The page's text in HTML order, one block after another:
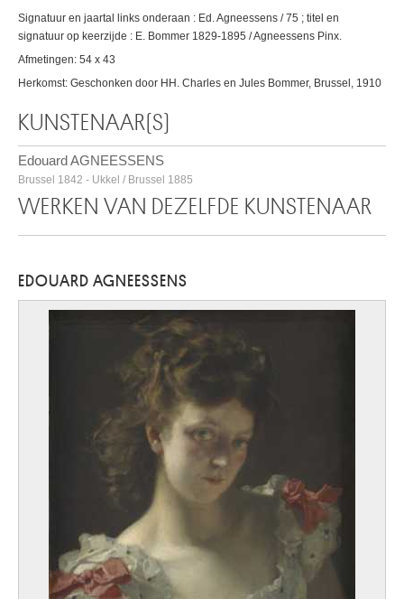
Signatuur en jaartal links onderaan : Ed. Agneessens / 75 ; titel en
signatuur op keerzijde : E. Bommer 1829-1895 / Agneessens Pinx.
Afmetingen: 54 x 43
Herkomst: Geschonken door HH. Charles en Jules Bommer, Brussel, 1910
KUNSTENAAR(S)
Edouard AGNEESSENS
Brussel 1842 - Ukkel / Brussel 1885
WERKEN VAN DEZELFDE KUNSTENAAR
EDOUARD AGNEESSENS